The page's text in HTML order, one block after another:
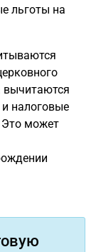
льготы на
вычитаются
налоговые
Это может